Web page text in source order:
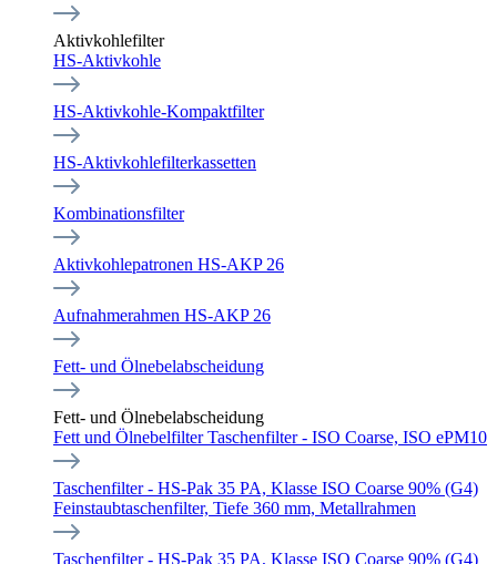
Aktivkohlefilter
HS-Aktivkohle
HS-Aktivkohle-Kompaktfilter
HS-Aktivkohlefilterkassetten
Kombinationsfilter
Aktivkohlepatronen HS-AKP 26
Aufnahmerahmen HS-AKP 26
Fett- und Ölnebelabscheidung
Fett- und Ölnebelabscheidung
Fett und Ölnebelfilter Taschenfilter - ISO Coarse, ISO ePM10
Taschenfilter - HS-Pak 35 PA, Klasse ISO Coarse 90% (G4)
Feinstaubtaschenfilter, Tiefe 360 mm, Metallrahmen
Taschenfilter - HS-Pak 35 PA, Klasse ISO Coarse 90% (G4)